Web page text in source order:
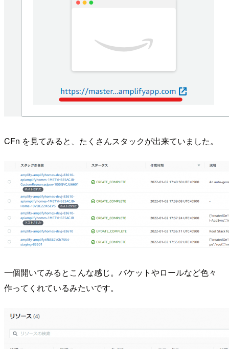
CFn を見てみると、たくさんスタックが出来ていました。
一個開いてみるとこんな感じ。バケットやロールなど色々
作ってくれているみたいです。